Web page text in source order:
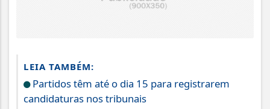
LEIA TAMBÉM:
Partidos têm até o dia 15 para registrarem
candidaturas nos tribunais